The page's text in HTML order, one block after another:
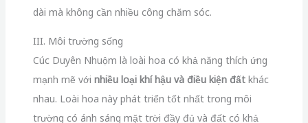
dài mà không cần nhiều công chăm sóc.
III. Môi trường sống
Cúc Duyên Nhuộm là loài hoa có khả năng thích ứng
mạnh mẽ với nhiều loại khí hậu và điều kiện đấtkhác
nhau. Loài hoa này phát triển tốt nhất trong môi
trường có ánh sáng mặt trời đầy đủ và đất có khả